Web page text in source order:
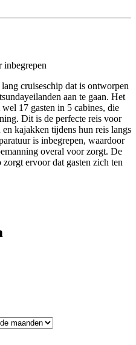
inbegrepen
cruiseschip dat is ontworpen
aan te gaan. Het
17 gasten in 5 cabines, die
Dit is de perfecte reis voor
kajakken tijdens hun reis langs
is inbegrepen, waardoor
overal voor zorgt. De
ervoor dat gasten zich ten